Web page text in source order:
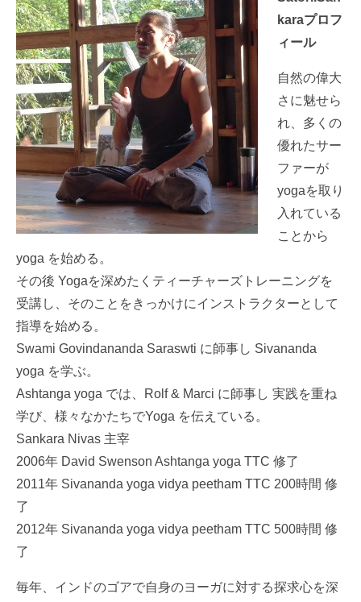
karaプロフ
ィール
自然の偉大
さに魅せら
れ、多くの
優れたサー
ファーが
yogaを取り
入れている
ことから
yoga を始める。
その後 Yogaを深めたくティーチャーズトレーニングを
受講し、そのことをきっかけにインストラクターとして
指導を始める。
Swami Govindananda Saraswti に師事し Sivananda
yoga を学ぶ。
Ashtanga yoga では、Rolf & Marci に師事し 実践を重ね
学び、様々なかたちでYoga を伝えている。
Sankara Nivas 主宰
2006年 David Swenson Ashtanga yoga TTC 修了
2011年 Sivananda yoga vidya peetham TTC 200時間 修
了
2012年 Sivananda yoga vidya peetham TTC 500時間 修
了
毎年、インドのゴアで自身のヨーガに対する探求心を深